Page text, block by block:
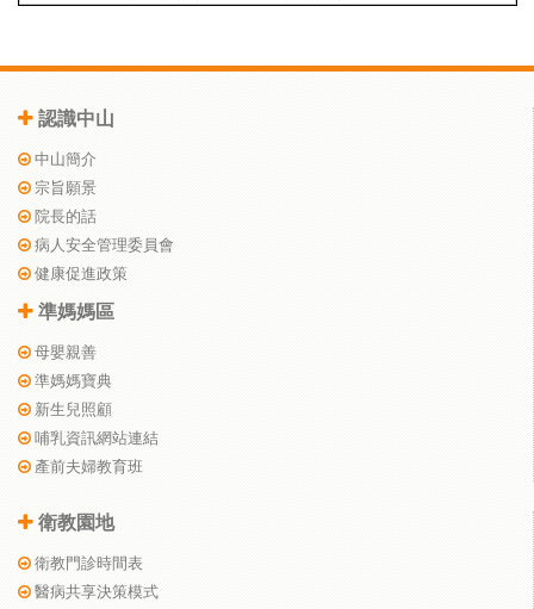
認識中山
中山簡介
宗旨願景
院長的話
病人安全管理委員會
健康促進政策
準媽媽區
母嬰親善
準媽媽寶典
新生兒照顧
哺乳資訊網站連結
產前夫婦教育班
衛教園地
衛教門診時間表
醫病共享決策模式